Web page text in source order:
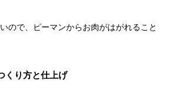
ので、ピーマンからお肉がはがれること
くり方と仕上げ